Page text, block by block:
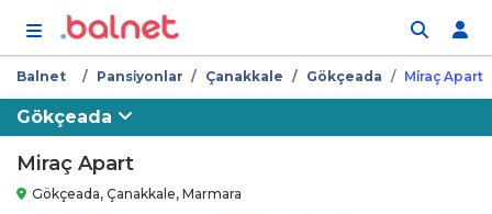
Balnet Pansi̇yonlar Çanakkale Gökçeada Mi̇raç Apart
Gökçeada
Miraç Apart
Gökçeada, Çanakkale, Marmara